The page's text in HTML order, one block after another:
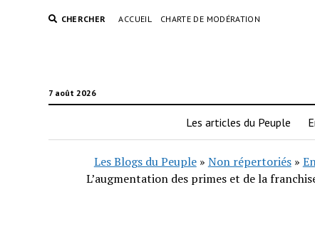
CHERCHER ACCUEIL CHARTE DE MODÉRATION
7 août 2026
Les articles du Peuple
Les Blogs du Peuple» Non répertoriés»
L’augmentation des primes et de la